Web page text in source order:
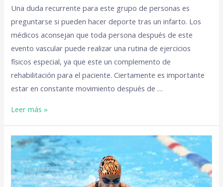
Una duda recurrente para este grupo de personas es
preguntarse si pueden hacer deporte tras un infarto. Los
médicos aconsejan que toda persona después de este
evento vascular puede realizar una rutina de ejercicios
físicos especial, ya que este un complemento de
rehabilitación para el paciente. Ciertamente es importante
estar en constante movimiento después de …
Leer más »